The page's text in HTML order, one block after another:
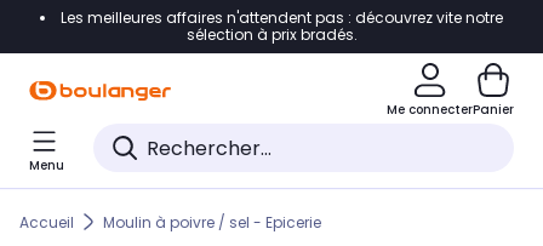
Accéder directement à la navigation
Accéder directement au pied de page
Accéder directement au chatbot
Les meilleures affaires n'attendent pas : découvrez vite notre
sélection à prix bradés.
Me connecterPanier
Menu
Accueil Moulin à poivre / sel - Epicerie